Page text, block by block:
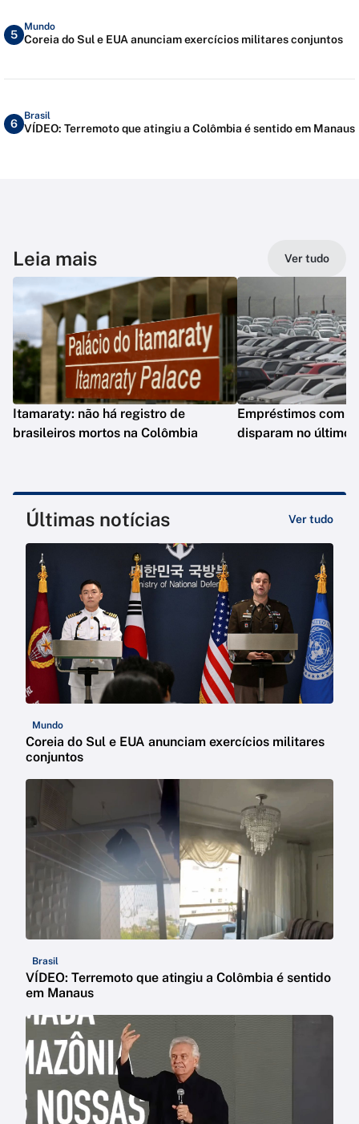
5
Mundo
Coreia do Sul e EUA anunciam exercícios militares conjuntos
6
Brasil
VÍDEO: Terremoto que atingiu a Colômbia é sentido em Manaus
Leia mais Ver tudo
Itamaraty: não há registro de
brasileiros mortos na Colômbia
Empréstimos com
disparam no último
Últimas notícias Ver tudo
Mundo
Coreia do Sul e EUA anunciam exercícios militares
conjuntos
Brasil
VÍDEO: Terremoto que atingiu a Colômbia é sentido
em Manaus